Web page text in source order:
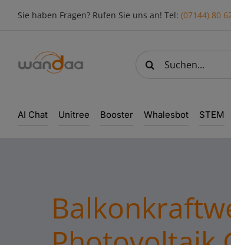
Sie haben Fragen? Rufen Sie uns an! Tel: (07144) 80
nach:
AI Chat Unitree Booster Whalesbot STEM